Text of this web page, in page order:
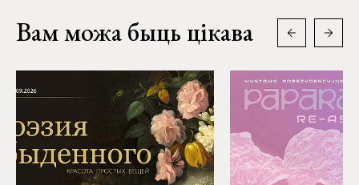
Вам можа быць цікава